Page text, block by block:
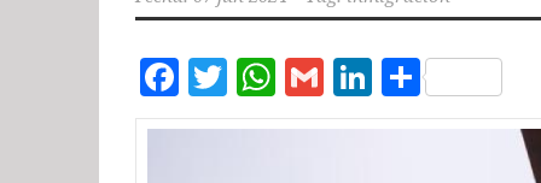
Facebook
Twitter
WhatsApp
GmailLinkedIn